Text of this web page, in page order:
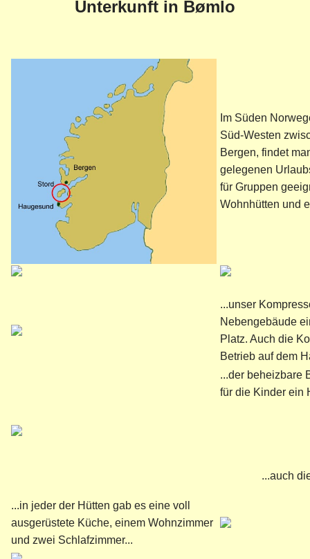
Unterkunft in Bømlo
Im Süden
Süd-Westen
Bergen, findet
gelegenen
für Gruppen
Wohnhütten und
...unser
Nebengebäude
Platz. Auch die
Betrieb auf dem
...der beheizbare
für die Kinder ein
...auch
...in jeder der Hütten gab es eine voll
ausgerüstete Küche, einem Wohnzimmer
und zwei Schlafzimmer...